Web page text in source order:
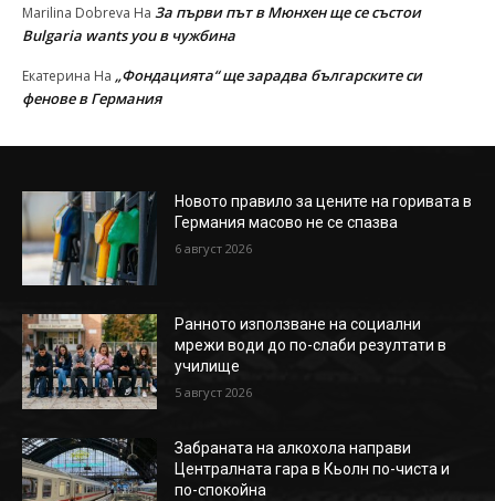
Marilina Dobreva На За първи път в Мюнхен ще се състои
Bulgaria wants you в чужбина
Екатерина На „Фондацията“ ще зарадва българските си
фенове в Германия
Новото правило за цените на горивата в
Германия масово не се спазва
6 август 2026
Ранното използване на социални
мрежи води до по-слаби резултати в
училище
5 август 2026
Забраната на алкохола направи
Централната гара в Кьолн по-чиста и
по-спокойна